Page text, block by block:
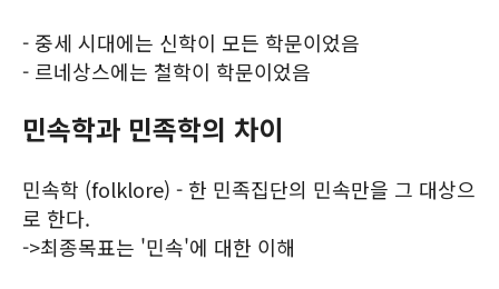
- 중세 시대에는 신학이 모든 학문이었음
- 르네상스에는 철학이 학문이었음
민속학과 민족학의 차이
민속학 (folklore) - 한 민족집단의 민속만을 그 대상으
로 한다.
->최종목표는 '민속'에 대한 이해